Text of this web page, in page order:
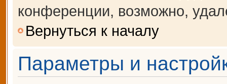
конференции, возможно,
Вернуться к началу
Параметры и